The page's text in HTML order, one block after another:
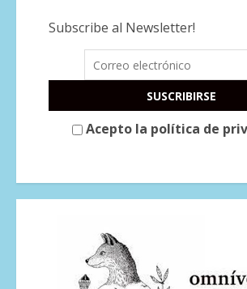
Subscribe al Newsletter!
Acepto la política de